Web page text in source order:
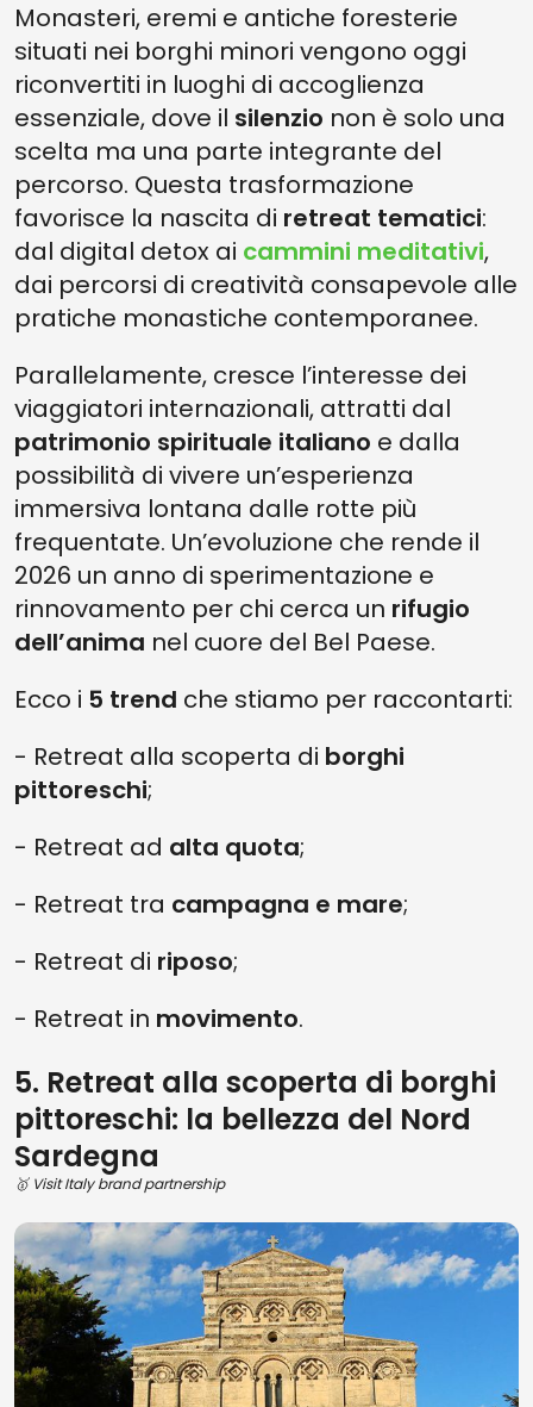
Monasteri, eremi e antiche foresterie
situati nei borghi minori vengono oggi
riconvertiti in luoghi di accoglienza
essenziale, dove il silenzio non è solo una
scelta ma una parte integrante del
percorso. Questa trasformazione
favorisce la nascita di retreat tematici:
dal digital detox ai cammini meditativi,
dai percorsi di creatività consapevole alle
pratiche monastiche contemporanee.
Parallelamente, cresce l’interesse dei
viaggiatori internazionali, attratti dal
patrimonio spirituale italiano e dalla
possibilità di vivere un’esperienza
immersiva lontana dalle rotte più
frequentate. Un’evoluzione che rende il
2026 un anno di sperimentazione e
rinnovamento per chi cerca un rifugio
dell’anima nel cuore del Bel Paese.
Ecco i 5 trend che stiamo per raccontarti:
- Retreat alla scoperta di borghi
pittoreschi;
- Retreat ad alta quota;
- Retreat tra campagna e mare;
- Retreat di riposo;
- Retreat in movimento.
5. Retreat alla scoperta di borghi
pittoreschi: la bellezza del Nord
Sardegna
🥇 Visit Italy brand partnership